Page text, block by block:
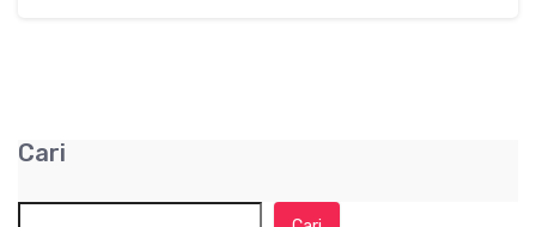
Cari